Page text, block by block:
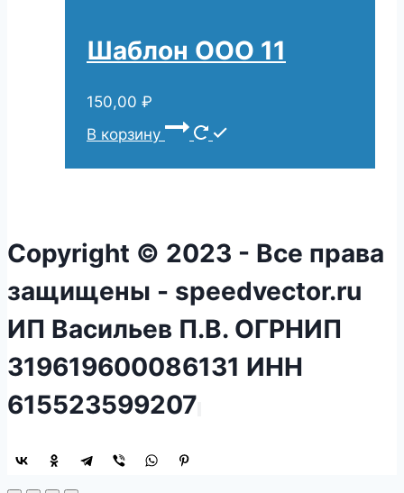
Шаблон ООО 11
150,00 ₽
В корзину
Copyright © 2023 - Все права
защищены - speedvector.ru
ИП Васильев П.В. ОГРНИП
319619600086131 ИНН
615523599207